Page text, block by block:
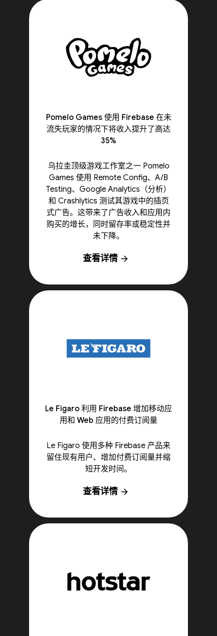
Pomelo Games 使用 Firebase 在未
流失玩家的情况下将收入提升了高达
35%
乌拉圭顶级游戏工作室之一 Pomelo
Games 使用 Remote Config、A/B
Testing、Google Analytics（分析）
和 Crashlytics 测试其游戏中的插页
式广告。这带来了广告收入和应用内
购买的增长，同时留存率或稳定性并
未下降。
查看详情 arrow_forward
Le Figaro 利用 Firebase 增加移动应
用和 Web 应用的付费订阅量
Le Figaro 使用多种 Firebase 产品来
留住现有用户、增加付费订阅量并缩
短开发时间。
查看详情 arrow_forward